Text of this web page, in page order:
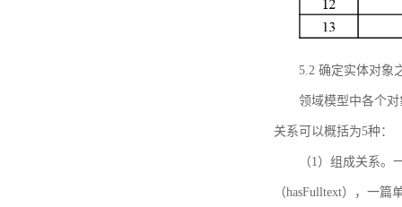
5.2 确定实体对象
领域模型中各个
关系可以概括为5种：
（1）组成关系
（hasFulltext），一